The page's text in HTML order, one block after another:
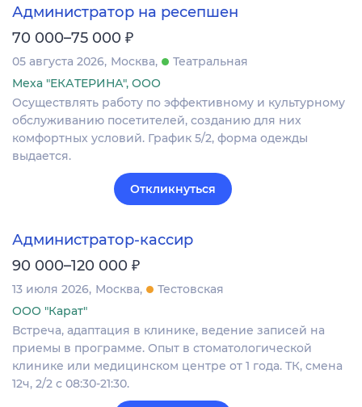
Администратор на ресепшен
70 000–75 000 ₽
05 августа 2026 Москва
Театральная
Меха "ЕКАТЕРИНА", ООО
Осуществлять работу по эффективному и культурному
обслуживанию посетителей, созданию для них
комфортных условий. График 5/2, форма одежды
выдается.
Откликнуться
Администратор-кассир
90 000–120 000 ₽
13 июля 2026 Москва
Тестовская
ООО "Карат"
Встреча, адаптация в клинике, ведение записей на
приемы в программе. Опыт в стоматологической
клинике или медицинском центре от 1 года. ТК, смена
12ч, 2/2 с 08:30-21:30.